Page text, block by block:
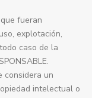
fueran
explotación,
caso de la
considera un
intelectual o